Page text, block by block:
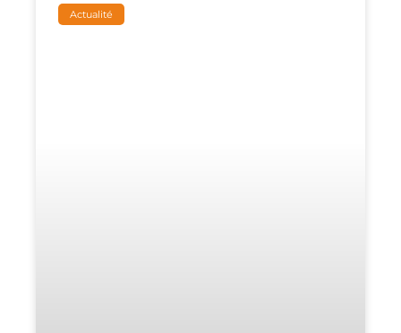
Actualité